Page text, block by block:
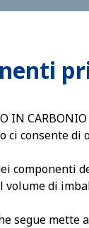
IN
ci consente
componenti
volume di
segue mette